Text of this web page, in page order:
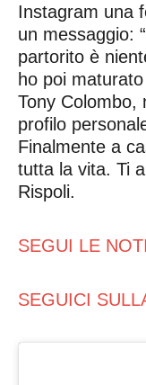
Instagram una
un messaggio:
partorito è
ho poi
Tony Colombo,
profilo
Finalmente a
tutta la vita. Ti
Rispoli.
SEGUI LE
SEGUICI